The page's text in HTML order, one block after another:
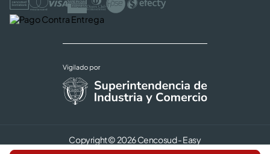
Copyright © 2026 Cencosud - Easy
Términos y Condiciones |